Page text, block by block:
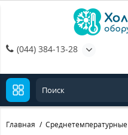
(044) 384-13-28
Главная Среднетемпературные